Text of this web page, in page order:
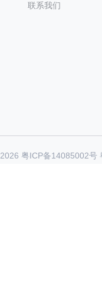
联系我们
2026 粤ICP备14085002号